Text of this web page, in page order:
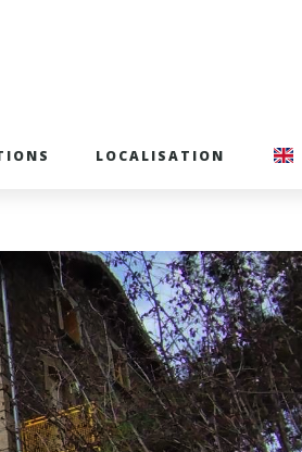
LOCALISATION